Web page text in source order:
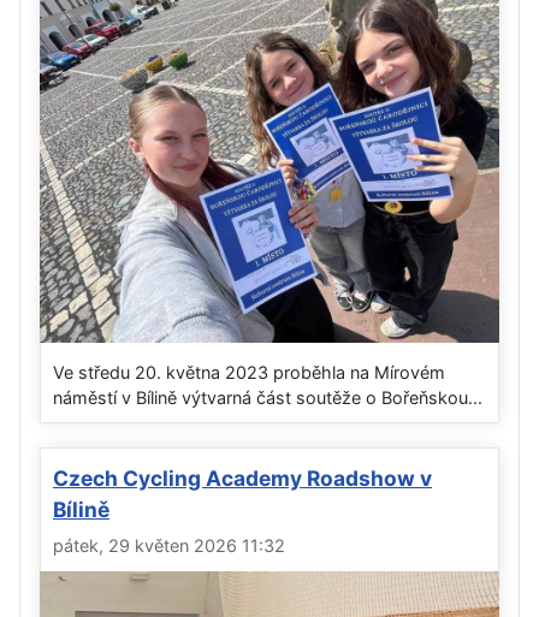
Ve středu 20. května 2023 proběhla na Mírovém
náměstí v Bílině výtvarná část soutěže o Bořeňskou...
Czech Cycling Academy Roadshow v
Bílině
pátek, 29 květen 2026 11:32